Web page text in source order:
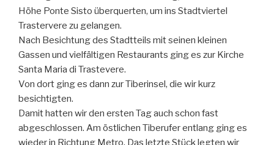
Höhe Ponte Sisto überquerten, um ins Stadtviertel
Trastervere zu gelangen.
Nach Besichtung des Stadtteils mit seinen kleinen
Gassen und vielfältigen Restaurants ging es zur Kirche
Santa Maria di Trastevere.
Von dort ging es dann zur Tiberinsel, die wir kurz
besichtigten.
Damit hatten wir den ersten Tag auch schon fast
abgeschlossen. Am östlichen Tiberufer entlang ging es
wieder in Richtung Metro. Das letzte Stück legten wir